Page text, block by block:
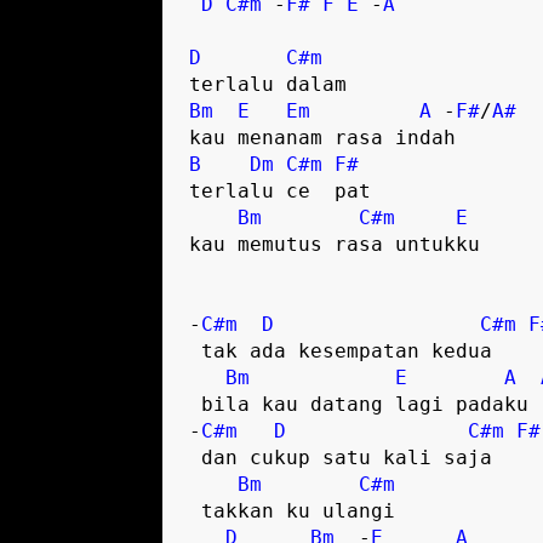
D
C#m
Bm
E Em A - F#/A#
B
Dm C#m
F#
terlalu ce  pat
Bm
C#m
E
kau memutus rasa untukku
- C#m D C#m
Bm
E A
- C#m D C#m
F#
Bm
C#m
D
Bm
  -
E A